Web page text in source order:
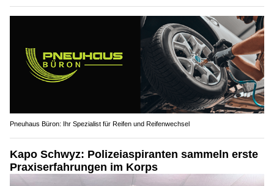
Pneuhaus Büron: Ihr Spezialist für Reifen und Reifenwechsel
Kapo Schwyz: Polizeiaspiranten sammeln erste
Praxiserfahrungen im Korps